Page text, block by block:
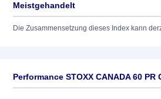
Meistgehandelt
Die Zusammensetzung dieses Index kann
Performance STOXX CANADA 60 PR